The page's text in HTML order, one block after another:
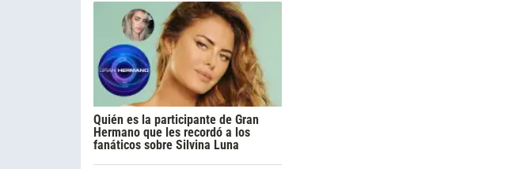
Quién es la participante de Gran
Hermano que les recordó a los
fanáticos sobre Silvina Luna